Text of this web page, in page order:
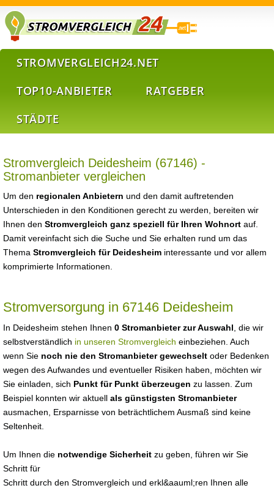
STROMVERGLEICH24.NET
TOP10-ANBIETER
RATGEBER
STÄDTE
Stromvergleich Deidesheim (67146) -
Stromanbieter vergleichen
Um den regionalen Anbietern und den damit auftretenden
Unterschieden in den Konditionen gerecht zu werden, bereiten wir
Ihnen den Stromvergleich ganz speziell für Ihren Wohnort auf.
Damit vereinfacht sich die Suche und Sie erhalten rund um das
Thema Stromvergleich für Deidesheim interessante und vor allem
komprimierte Informationen.
Stromversorgung in 67146 Deidesheim
In Deidesheim stehen Ihnen 0 Stromanbieter zur Auswahl , die wir
selbstverständlich in unseren Stromvergleich einbeziehen. Auch
wenn Sie noch nie den Stromanbieter gewechselt oder Bedenken
wegen des Aufwandes und eventueller Risiken haben, möchten wir
Sie einladen, sich Punkt für Punkt überzeugen zu lassen. Zum
Beispiel konnten wir aktuell als günstigsten Stromanbieter
ausmachen, Ersparnisse von beträchtlichem Ausmaß sind keine
Seltenheit.
Um Ihnen die notwendige Sicherheit zu geben, führen wir Sie
Schritt für
Schritt durch den Stromvergleich und erkl&aauml;ren Ihnen alle